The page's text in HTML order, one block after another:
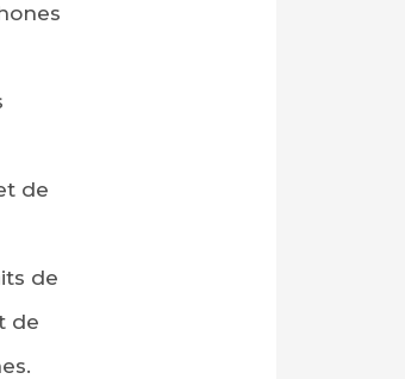
de
de
de